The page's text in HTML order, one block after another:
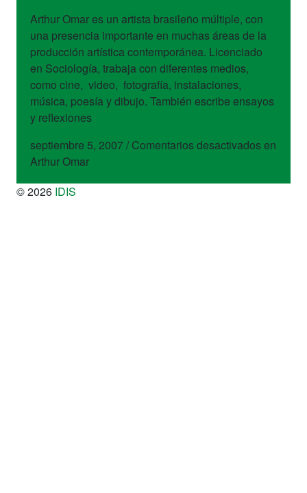
Arthur Omar es un artista brasileño múltiple, con
una presencia importante en muchas áreas de la
producción artística contemporánea. Licenciado
en Sociología, trabaja con diferentes medios,
como cine, video, fotografía, instalaciones,
música, poesía y dibujo. También escribe ensayos
y reflexiones
septiembre 5, 2007/ Comentarios desactivadosen
Arthur Omar
© 2026 IDIS